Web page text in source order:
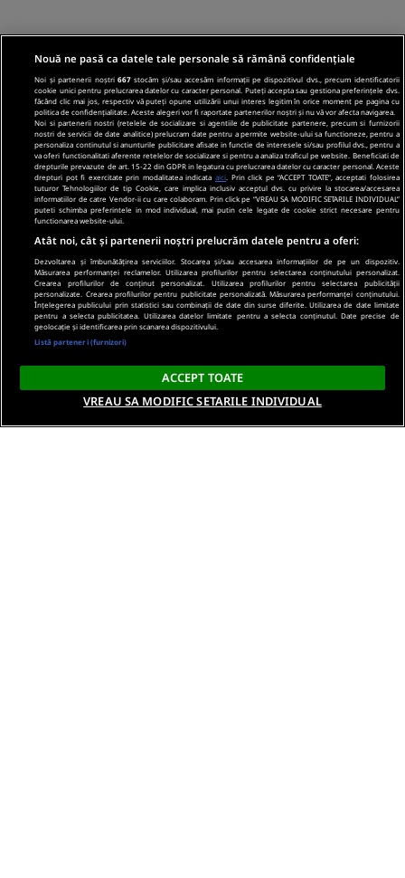
Nouă ne pasă ca datele tale personale să rămână confidențiale
Noi și partenerii noștri667 stocăm și/sau accesăm informații pe dispozitivul dvs., precum identificatorii
cookie unici pentru prelucrarea datelor cu caracter personal. Puteți accepta sau gestiona preferințele dvs.
făcând clic mai jos, respectiv vă puteți opune utilizării unui interes legitim în orice moment pe pagina cu
politica de confidențialitate. Aceste alegeri vor fi raportate partenerilor noștri și nu vă vor afecta navigarea.
Noi si partenerii nostri (retelele de socializare si agentiile de publicitate partenere, precum si furnizorii
nostri de servicii de date analitice) prelucram date pentru a permite website-ului sa functioneze, pentru a
personaliza continutul si anunturile publicitare afisate in functie de interesele si/sau profilul dvs., pentru a
va oferi functionalitati aferente retelelor de socializare si pentru a analiza traficul pe website. Beneficiati de
drepturile prevazute de art. 15-22 din GDPR in legatura cu prelucrarea datelor cu caracter personal. Aceste
drepturi pot fi exercitate prin modalitatea indicata aici . Prin click pe “ACCEPT TOATE”, acceptati folosirea
tuturor Tehnologiilor de tip Cookie, care implica inclusiv acceptul dvs. cu privire la stocarea/accesarea
informatiilor de catre Vendor-ii cu care colaboram. Prin click pe “VREAU SA MODIFIC SETARILE INDIVIDUAL”
puteti schimba preferintele in mod individual, mai putin cele legate de cookie strict necesare pentru
functionarea website-ului.
Atât noi, cât și partenerii noștri prelucrăm datele pentru a oferi:
Dezvoltarea și îmbunătățirea serviciilor. Stocarea și/sau accesarea informațiilor de pe un dispozitiv.
Măsurarea performanței reclamelor. Utilizarea profilurilor pentru selectarea conținutului personalizat.
Crearea profilurilor de conținut personalizat. Utilizarea profilurilor pentru selectarea publicității
personalizate. Crearea profilurilor pentru publicitate personalizată. Măsurarea performanței conținutului.
Înțelegerea publicului prin statistici sau combinații de date din surse diferite. Utilizarea de date limitate
pentru a selecta publicitatea. Utilizarea datelor limitate pentru a selecta conținutul. Date precise de
geolocație și identificarea prin scanarea dispozitivului.
Listă parteneri (furnizori)
ACCEPT TOATE
VREAU SA MODIFIC SETARILE INDIVIDUAL